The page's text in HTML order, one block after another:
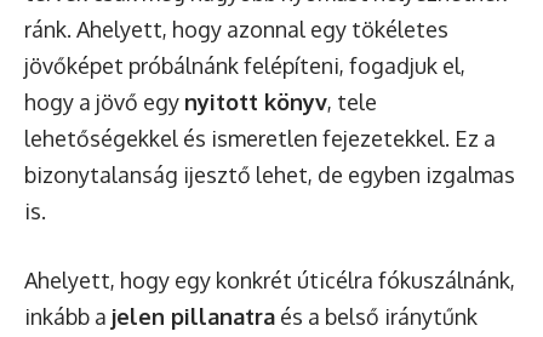
ránk. Ahelyett, hogy azonnal egy tökéletes
jövőképet próbálnánk felépíteni, fogadjuk el,
hogy a jövő egy nyitott könyv, tele
lehetőségekkel és ismeretlen fejezetekkel. Ez a
bizonytalanság ijesztő lehet, de egyben izgalmas
is.
Ahelyett, hogy egy konkrét úticélra fókuszálnánk,
inkább a jelen pillanatra és a belső iránytűnk